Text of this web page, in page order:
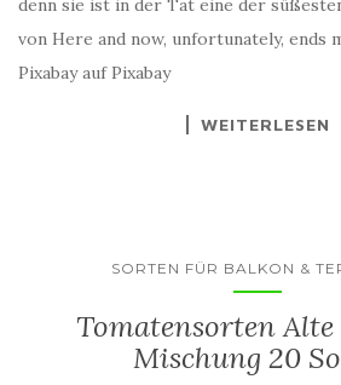
von Here and now, unfortunately, ends
Pixabay auf Pixabay
WEITERLESEN
SORTEN FÜR BALKON &
Tomatensorten Alte
Mischung 20